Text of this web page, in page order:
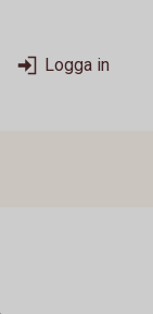
Logga in